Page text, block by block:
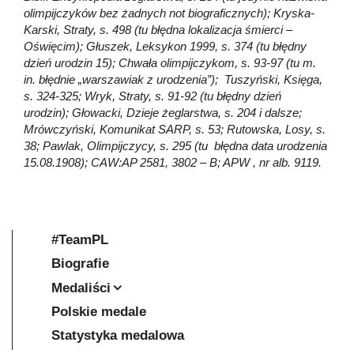
olimpijczyków bez żadnych not biograficznych); Kryska-
Karski, Straty, s. 498 (tu błędna lokalizacja śmierci –
Oświęcim); Głuszek, Leksykon 1999, s. 374 (tu błędny
dzień urodzin 15); Chwała olimpijczykom, s. 93-97 (tu m.
in. błędnie „warszawiak z urodzenia”); Tuszyński, Księga,
s. 324-325; Wryk, Straty, s. 91-92 (tu błędny dzień
urodzin); Głowacki, Dzieje żeglarstwa, s. 204 i dalsze;
Mrówczyński, Komunikat SARP, s. 53; Rutowska, Losy, s.
38; Pawlak, Olimpijczycy, s. 295 (tu błędna data urodzenia
15.08.1908); CAW:AP 2581, 3802 – B; APW , nr alb. 9119.
#TeamPL
Biografie
Medaliści
Polskie medale
Statystyka medalowa